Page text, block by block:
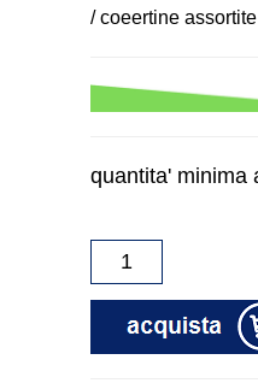
/ coeertine assortite
quantita' minima